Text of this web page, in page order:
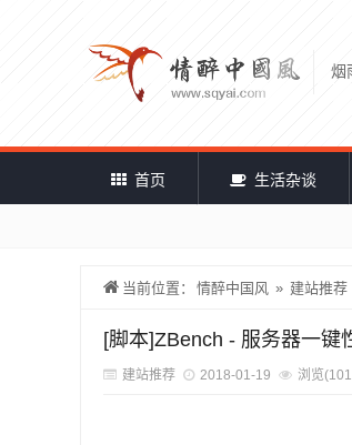
烟
首页 生活杂谈
当前位置： 情醉中国风 » 建站推荐
[脚本]ZBench - 服务器一键
建站推荐 2018-01-19 浏览